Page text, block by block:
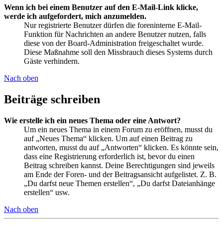
Wenn ich bei einem Benutzer auf den E-Mail-Link klicke,
werde ich aufgefordert, mich anzumelden.
Nur registrierte Benutzer dürfen die foreninterne E-Mail-
Funktion für Nachrichten an andere Benutzer nutzen, falls
diese von der Board-Administration freigeschaltet wurde.
Diese Maßnahme soll den Missbrauch dieses Systems durch
Gäste verhindern.
Nach oben
Beiträge schreiben
Wie erstelle ich ein neues Thema oder eine Antwort?
Um ein neues Thema in einem Forum zu eröffnen, musst du
auf „Neues Thema“ klicken. Um auf einen Beitrag zu
antworten, musst du auf „Antworten“ klicken. Es könnte sein,
dass eine Registrierung erforderlich ist, bevor du einen
Beitrag schreiben kannst. Deine Berechtigungen sind jeweils
am Ende der Foren- und der Beitragsansicht aufgelistet. Z. B.
„Du darfst neue Themen erstellen“, „Du darfst Dateianhänge
erstellen“ usw.
Nach oben